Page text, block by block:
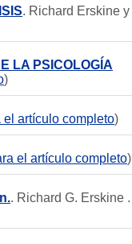
. Richard Erskine y
LA PSICOLOGÍA
)
artículo completo)
el artículo completo)
. Richard G. Erskine .